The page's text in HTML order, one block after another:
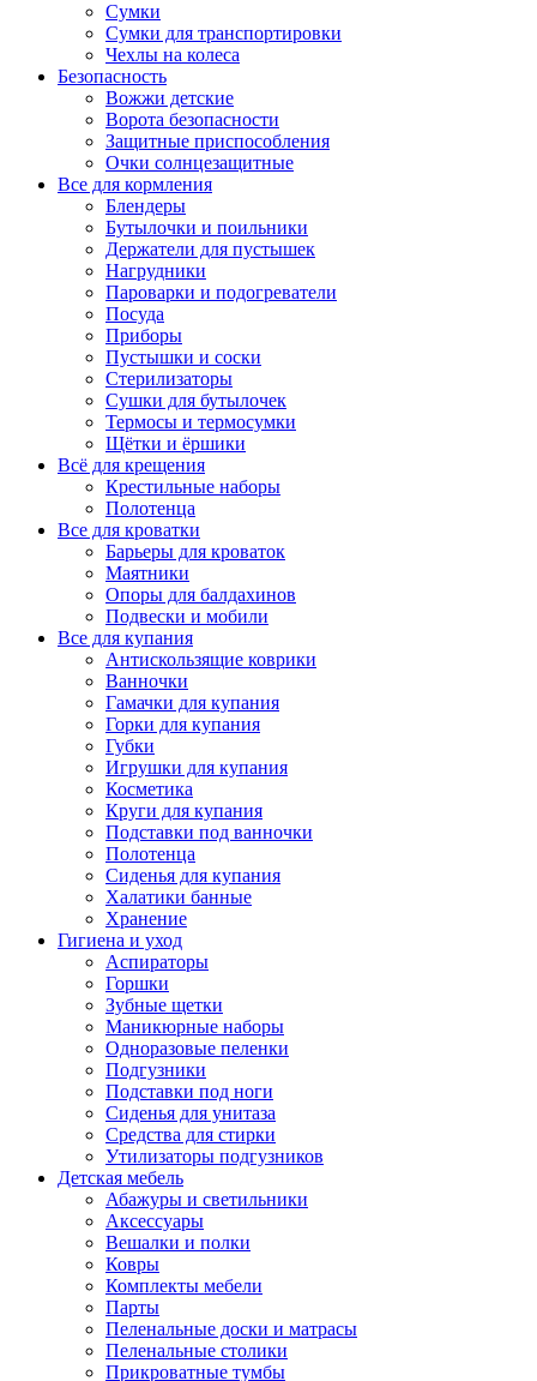
Сумки
Сумки для транспортировки
Чехлы на колеса
Безопасность
Вожжи детские
Ворота безопасности
Защитные приспособления
Очки солнцезащитные
Все для кормления
Блендеры
Бутылочки и поильники
Держатели для пустышек
Нагрудники
Пароварки и подогреватели
Посуда
Приборы
Пустышки и соски
Стерилизаторы
Сушки для бутылочек
Термосы и термосумки
Щётки и ёршики
Всё для крещения
Крестильные наборы
Полотенца
Все для кроватки
Барьеры для кроваток
Маятники
Опоры для балдахинов
Подвески и мобили
Все для купания
Антискользящие коврики
Ванночки
Гамачки для купания
Горки для купания
Губки
Игрушки для купания
Косметика
Круги для купания
Подставки под ванночки
Полотенца
Сиденья для купания
Халатики банные
Хранение
Гигиена и уход
Аспираторы
Горшки
Зубные щетки
Маникюрные наборы
Одноразовые пеленки
Подгузники
Подставки под ноги
Сиденья для унитаза
Средства для стирки
Утилизаторы подгузников
Детская мебель
Абажуры и светильники
Аксессуары
Вешалки и полки
Ковры
Комплекты мебели
Парты
Пеленальные доски и матрасы
Пеленальные столики
Прикроватные тумбы